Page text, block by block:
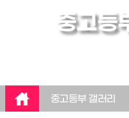
중고등
중고등부 갤러리